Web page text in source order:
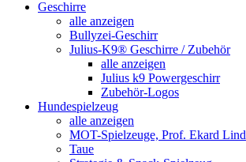
Geschirre
alle anzeigen
Bullyzei-Geschirr
Julius-K9® Geschirre / Zubehör
alle anzeigen
Julius k9 Powergeschirr
Zubehör-Logos
Hundespielzeug
alle anzeigen
MOT-Spielzeuge, Prof. Ekard Lind
Taue